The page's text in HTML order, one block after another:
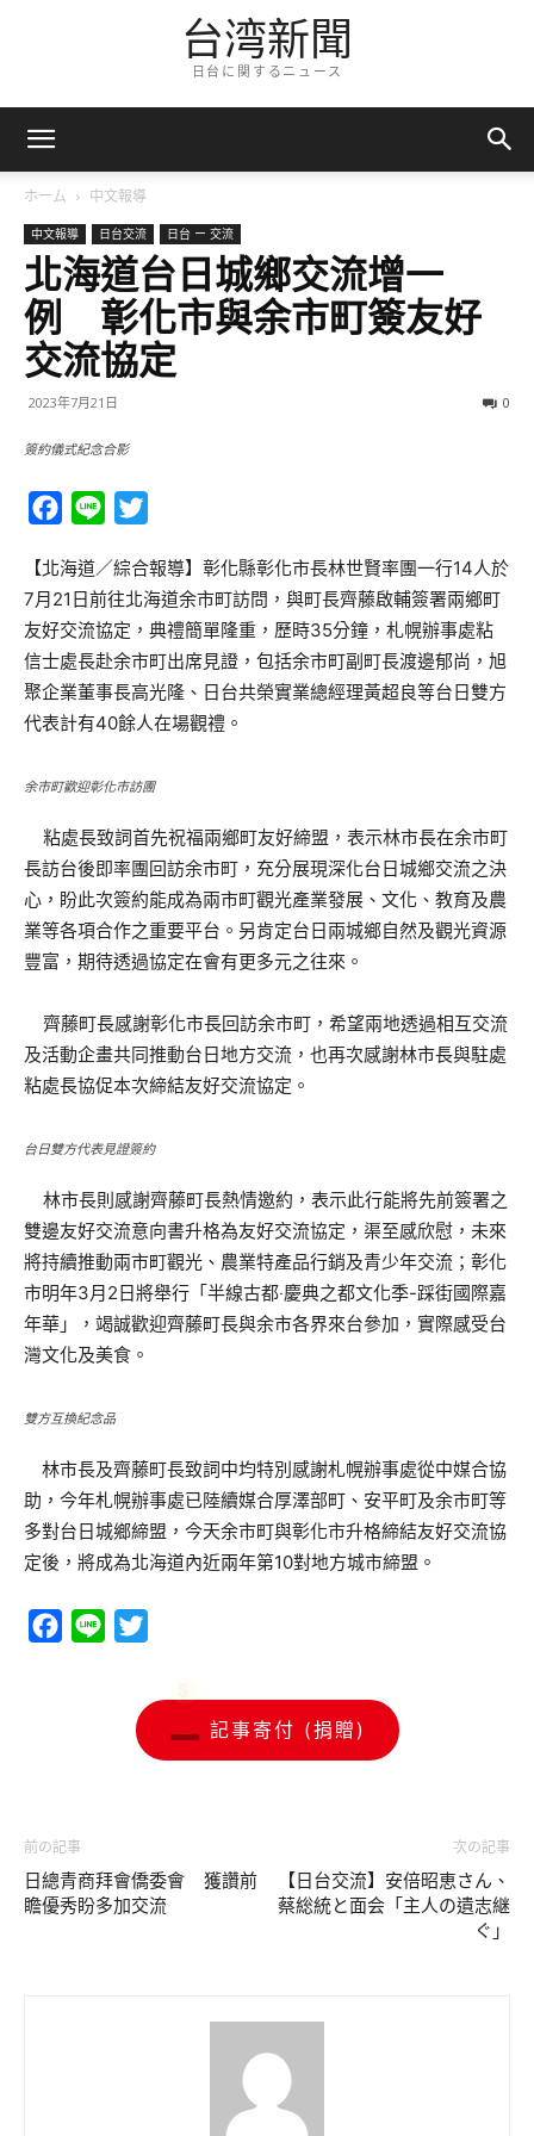
台湾新聞
日台に関するニュース
ホーム 中文報導
中文報導 日台交流 日台 ー 交流
北海道台日城鄉交流增一
例 彰化市與余市町簽友好
交流協定
2023年7月21日 0
簽約儀式紀念合影
Facebook
Line
【北海道／綜合報導】彰化縣彰化市長林世賢率團一行14人於
7月21日前往北海道余市町訪問，與町長齊藤啟輔簽署兩鄉町
友好交流協定，典禮簡單隆重，歷時35分鐘，札幌辦事處粘
信士處長赴余市町出席見證，包括余市町副町長渡邊郁尚，旭
聚企業董事長高光隆、日台共榮實業總經理黃超良等台日雙方
代表計有40餘人在場觀禮。
余市町歡迎彰化市訪團
粘處長致詞首先祝福兩鄉町友好締盟，表示林市長在余市町
長訪台後即率團回訪余市町，充分展現深化台日城鄉交流之決
心，盼此次簽約能成為兩市町觀光產業發展、文化、教育及農
業等各項合作之重要平台。另肯定台日兩城鄉自然及觀光資源
豐富，期待透過協定在會有更多元之往來。
齊藤町長感謝彰化市長回訪余市町，希望兩地透過相互交流
及活動企畫共同推動台日地方交流，也再次感謝林市長與駐處
粘處長協促本次締結友好交流協定。
台日雙方代表見證簽約
林市長則感謝齊藤町長熱情邀約，表示此行能將先前簽署之
雙邊友好交流意向書升格為友好交流協定，渠至感欣慰，未來
將持續推動兩市町觀光、農業特產品行銷及青少年交流；彰化
市明年3月2日將舉行「半線古都‧慶典之都文化季-踩街國際嘉
年華」，竭誠歡迎齊藤町長與余市各界來台參加，實際感受台
灣文化及美食。
雙方互換紀念品
林市長及齊藤町長致詞中均特別感謝札幌辦事處從中媒合協
助，今年札幌辦事處已陸續媒合厚澤部町、安平町及余市町等
多對台日城鄉締盟，今天余市町與彰化市升格締結友好交流協
定後，將成為北海道內近兩年第10對地方城市締盟。
Facebook
Line
記事寄付 (捐贈)
前の記事
日總青商拜會僑委會 獲讚前
瞻優秀盼多加交流
次の記事
【日台交流】安倍昭恵さん、
蔡総統と面会「主人の遺志継
ぐ」